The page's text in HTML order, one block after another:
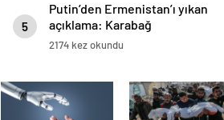
5
Putin’den Ermenistan’ı yıkan
açıklama: Karabağ
Azerbaycan’ın ayrılmaz bir
2174 kez okundu